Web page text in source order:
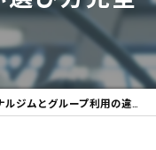
グループ利用の違いと続けやすい選び方完全ガイド